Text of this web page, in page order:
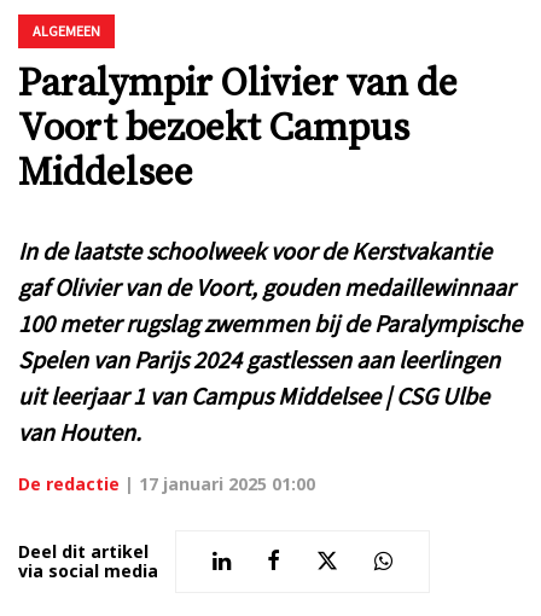
ALGEMEEN
Paralympir Olivier van de
Voort bezoekt Campus
Middelsee
In de laatste schoolweek voor de Kerstvakantie
gaf Olivier van de Voort, gouden medaillewinnaar
100 meter rugslag zwemmen bij de Paralympische
Spelen van Parijs 2024 gastlessen aan leerlingen
uit leerjaar 1 van Campus Middelsee | CSG Ulbe
van Houten.
De redactie | 17 januari 2025 01:00
Deel dit artikel
via social media